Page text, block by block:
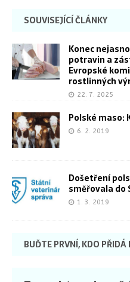
SOUVISEJÍCÍ ČLÁNKY
Konec
potravin a
Evropské
rostlinných
22. 7. 2025
Polské maso:
6. 2. 2019
Došetření
směřovala do
1. 3. 2019
BUĎTE PRVNÍ, KDO